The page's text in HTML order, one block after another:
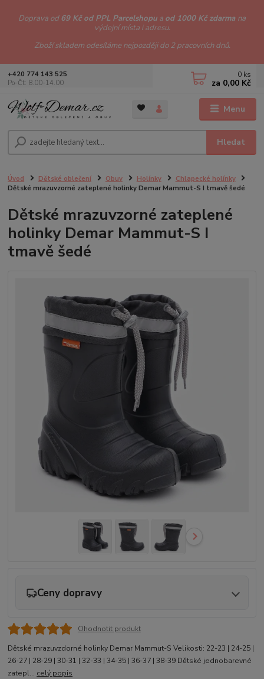
Doprava od69 Kč od PPL Parcelshopu a od 1000 Kč zdarma na
výdejní místa i adresu.
Zboží skladem odesíláme nejpozději do 2 pracovních dnů.
Menu
Hledat
+420 774 143 525
Po-Čt: 8.00-14.00
0 ks
za 0,00 Kč
Úvod Dětské oblečení Obuv Holínky
Chlapecké holínky
Dětské mrazuvzorné zateplené holinky Demar Mammut-S I tmavě šedé
Dětské mrazuvzorné zateplené
holinky Demar Mammut-S I
tmavě šedé
Ceny dopravy
Ohodnotit produkt
Dětské mrazuvzdorné holinky Demar Mammut-S Velikosti: 22-23 | 24-25 |
26-27 | 28-29 | 30-31 | 32-33 | 34-35 | 36-37 | 38-39 Dětské jednobarevné
zatepl... celý popis